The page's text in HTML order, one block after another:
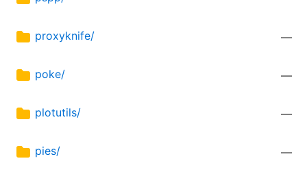
proxyknife/ —
poke/ —
plotutils/ —
pies/ —